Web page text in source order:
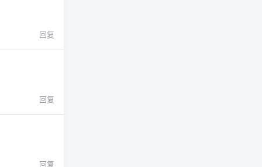
回复
回复
回复